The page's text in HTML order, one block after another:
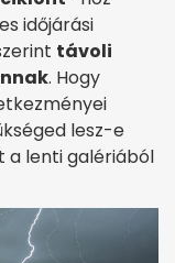
időjárási
távoli
. Hogy
lesz-e
a lenti galériából